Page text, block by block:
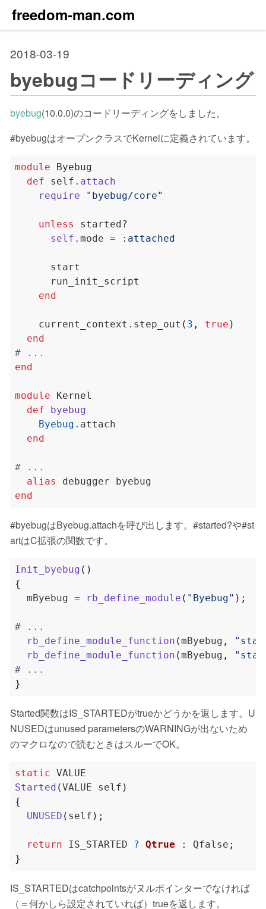
freedom-man.com
2018-03-19
byebugコードリーディング
byebug(10.0.0)のコードリーディングをしました。
#byebugはオープンクラスでKernelに定義されています。
module
Byebug
def
self . attach
require
"byebug/core"
unless
self . mode = :attached
end
    current_context
. step_out ( 3 , true )
end
# ...
end
module
Kernel
def
byebug
Byebug .
end
# ...
alias
end
#byebugはByebug.attachを呼び出します。#started?や#st
artはC拡張の関数です。
Init_byebug ()
{
  mByebug
= rb_define_module ( "Byebug" );
rb_define_module_function (mByebug ,
rb_define_module_function (mByebug ,
}
Started関数はIS_STARTEDがtrueかどうかを返します。U
NUSEDはunused parametersのWARNINGが出ないため
のマクロなので読むときはスルーでOK。
static
Started (VALUE self )
{
UNUSED ( self );
return IS_STARTED ? Qtrue : Qfalse ;
}
IS_STARTEDはcatchpointsがヌルポインターでなければ
（＝何かしら設定されていれば）trueを返します。